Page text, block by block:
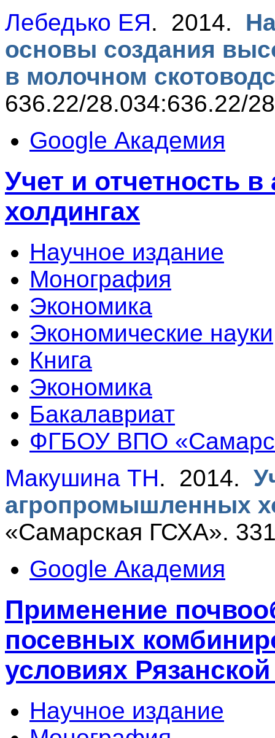
Лебедько ЕЯ. 2014.
основы создания
в молочном
636.22/28.034:636.22/
Google Академия
Учет и отчетность
холдингах
Научное издание
Монография
Экономика
Экономические науки
Книга
Экономика
Бакалавриат
ФГБОУ ВПО
Макушина ТН. 2014.
агропромышленных
«Самарская ГСХА».
Google Академия
Применение
посевных
условиях
Научное издание